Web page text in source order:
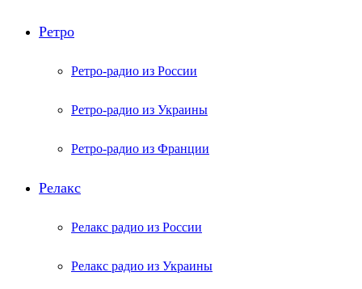
Ретро
Ретро-радио из России
Ретро-радио из Украины
Ретро-радио из Франции
Релакс
Релакс радио из России
Релакс радио из Украины